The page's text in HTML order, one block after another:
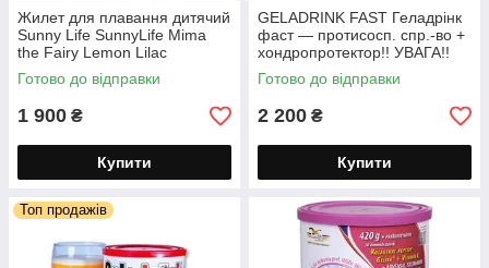
Жилет для плавання дитячий
Sunny Life SunnyLife Mima
the Fairy Lemon Lilac
Саннілайф 3-6 років
Готово до відправки
1 900 ₴
Купити
GELADRINK FAST Геладрінк
фаст — протисосп. спр.-во +
хондропротектор!! УВАГА!!
Чехия!! 360 капсул
Готово до відправки
2 200 ₴
Купити
Топ продажів